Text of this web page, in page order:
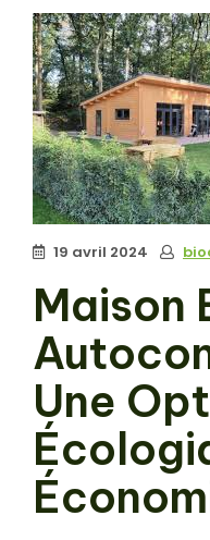
19 avril 2024
Maison
Une